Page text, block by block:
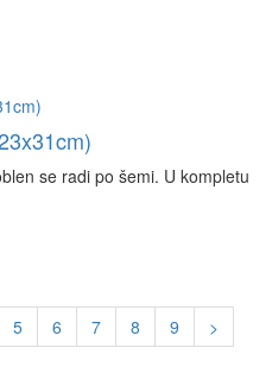
se radi po šemi. U kompletu
5 6 7 8 9
>